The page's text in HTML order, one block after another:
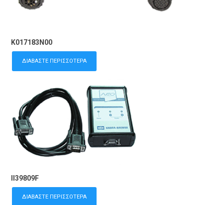
K017183N00
ΔΙΑΒΆΣΤΕ ΠΕΡΙΣΣΌΤΕΡΑ
II39809F
ΔΙΑΒΆΣΤΕ ΠΕΡΙΣΣΌΤΕΡΑ